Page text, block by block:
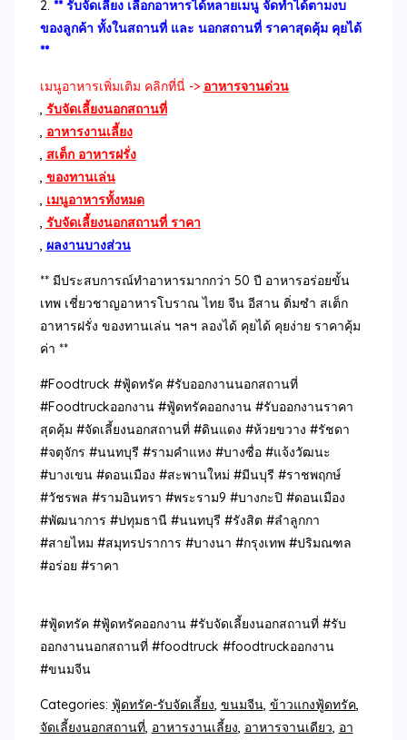
2. ** รับจัดเลี้ยง เลือกอาหารได้หลายเมนู จัดทำได้ตามงบ
ของลูกค้า ทั้งในสถานที่ และ นอกสถานที่ ราคาสุดคุ้ม คุยได้
**
เมนูอาหารเพิ่มเติม คลิกที่นี่ -> อาหารจานด่วน
, รับจัดเลี้ยงนอกสถานที่
, อาหารงานเลี้ยง
, สเต็ก อาหารฝรั่ง
, ของทานเล่น
, เมนูอาหารทั้งหมด
, รับจัดเลี้ยงนอกสถานที่ ราคา
, ผลงานบางส่วน
** มีประสบการณ์ทำอาหารมากกว่า 50 ปี อาหารอร่อยขั้น
เทพ เชี่ยวชาญอาหารโบราณ ไทย จีน อีสาน ติ่มซำ สเต็ก
อาหารฝรั่ง ของทานเล่น ฯลฯ ลองได้ คุยได้ คุยง่าย ราคาคุ้ม
ค่า **
#Foodtruck #ฟู้ดทรัค #รับออกงานนอกสถานที่
#Foodtruckออกงาน #ฟู้ดทรัคออกงาน #รับออกงานราคา
สุดคุ้ม #จัดเลี้ยงนอกสถานที่ #ดินแดง #ห้วยขวาง #รัชดา
#จตุจักร #นนทบุรี #รามคำแหง #บางซื่อ #แจ้งวัฒนะ
#บางเขน #ดอนเมือง #สะพานใหม่ #มีนบุรี #ราชพฤกษ์
#วัชรพล #รามอินทรา #พระราม9 #บางกะปิ #ดอนเมือง
#พัฒนาการ #ปทุมธานี #นนทบุรี #รังสิต #ลำลูกกา
#สายไหม #สมุทรปราการ #บางนา #กรุงเทพ #ปริมณฑล
#อร่อย #ราคา
#ฟู้ดทรัค #ฟู้ดทรัคออกงาน #รับจัดเลี้ยงนอกสถานที่ #รับ
ออกงานนอกสถานที่ #foodtruck #foodtruckออกงาน
#ขนมจีน
Categories: ฟู้ดทรัค-รับจัดเลี้ยง, ขนมจีน, ข้าวแกงฟู้ดทรัค,
จัดเลี้ยงนอกสถานที่, อาหารงานเลี้ยง, อาหารจานเดียว, อา